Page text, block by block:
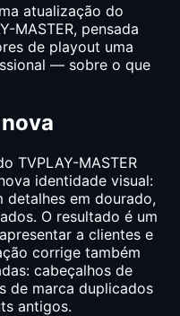
atualização do
MASTER, pensada
de playout uma
— sobre o que
TVPLAY-MASTER
identidade visual:
em dourado,
O resultado é um
a clientes e
corrige também
cabeçalhos de
de marca duplicados
antigos.